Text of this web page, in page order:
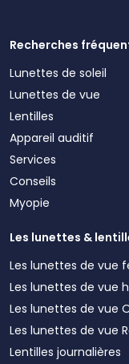
Recherches
Lunettes de soleil
Lunettes de vue
Lentilles
Appareil auditif
Services
Conseils
Myopie
Les lunettes &
Les lunettes de vue
Les lunettes de vue
Les lunettes de vue
Les lunettes de vue
Lentilles journalières